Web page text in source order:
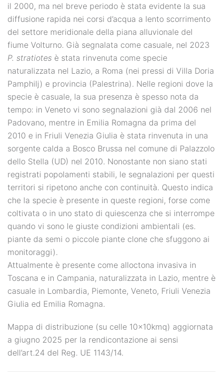
il 2000, ma nel breve periodo è stata evidente la sua
diffusione rapida nei corsi d’acqua a lento scorrimento
del settore meridionale della piana alluvionale del
fiume Volturno. Già segnalata come casuale, nel 2023
P. stratiotes è stata rinvenuta come specie
naturalizzata nel Lazio, a Roma (nei pressi di Villa Doria
Pamphilj) e provincia (Palestrina). Nelle regioni dove la
specie è casuale, la sua presenza è spesso nota da
tempo: in Veneto vi sono segnalazioni già dal 2006 nel
Padovano, mentre in Emilia Romagna da prima del
2010 e in Friuli Venezia Giulia è stata rinvenuta in una
sorgente calda a Bosco Brussa nel comune di Palazzolo
dello Stella (UD) nel 2010. Nonostante non siano stati
registrati popolamenti stabili, le segnalazioni per questi
territori si ripetono anche con continuità. Questo indica
che la specie è presente in queste regioni, forse come
coltivata o in uno stato di quiescenza che si interrompe
quando vi sono le giuste condizioni ambientali (es.
piante da semi o piccole piante clone che sfuggono ai
monitoraggi).
Attualmente è presente come alloctona invasiva in
Toscana e in Campania, naturalizzata in Lazio, mentre è
casuale in Lombardia, Piemonte, Veneto, Friuli Venezia
Giulia ed Emilia Romagna.
Mappa di distribuzione (su celle 10x10kmq) aggiornata
a giugno 2025 per la rendicontazione ai sensi
dell’art.24 del Reg. UE 1143/14.